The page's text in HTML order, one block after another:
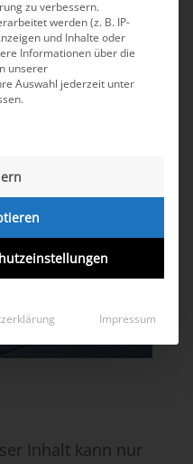
–
Inhalt kann nur
zu verbessern.
werden (z. B. IP-
und Inhalte oder
Informationen über die
unserer
Auswahl jederzeit unter
Gruppen, für die
Impressum